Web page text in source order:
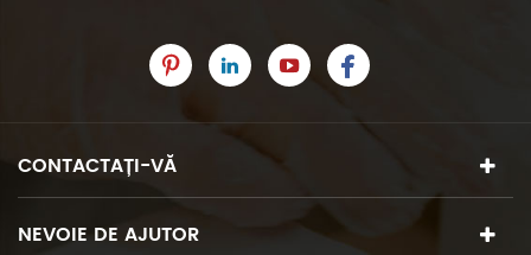
CONTACTAȚI-VĂ
NEVOIE DE AJUTOR